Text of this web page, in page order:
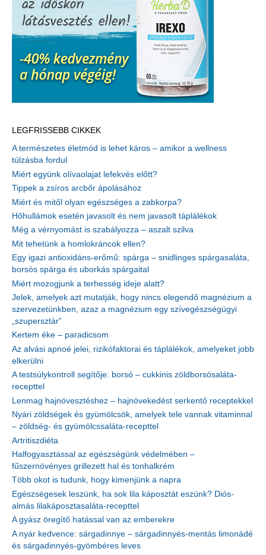
LEGFRISSEBB CIKKEK
A természetes életmód is lehet káros – amikor a wellness
túlzásba fordul
Miért együnk olívaolajat lefekvés előtt?
Tippek a zsíros arcbőr ápolásához
Miért és mitől olyan egészséges a zabkorpa?
Hőhullámok esetén javasolt és nem javasolt táplálékok
Még a vérnyomást is szabályozza – aszalt szilva
Mit tehetünk a homlokráncok ellen?
Egy igazi antioxidáns-erőmű: spárga – snidlinges spárgasaláta,
borsós spárga és uborkás spárgaital
Miért mozogjunk a terhesség ideje alatt?
Jelek, amelyek azt mutatják, hogy nincs elegendő magnézium a
szervezetünkben, azaz a magnézium egy szívegészségügyi
„szupersztár”
Kertem éke – paradicsom
Az alvási apnoé jelei, rizikófaktorai és táplálékok, amelyeket jobb
elkerülni
A testsúlykontroll segítője: borsó – cukkinis zöldborsósaláta-
recepttel
Lenmag hajnövesztéshez – hajnövekedést serkentő receptekkel
Nyári zöldségek és gyümölcsök, amelyek tele vannak vitaminnal
– zöldség- és gyümölcssaláta-recepttel
Artritiszdiéta
Halfogyasztással az egészségünk védelmében –
fűszernövényes grillezett hal és tonhalkrém
Több okot is tudunk, hogy kimenjünk a napra
Egészségesek leszünk, ha sok lila káposztát eszünk? Diós-
almás lilakáposztasaláta-recepttel
A gyász öregítő hatással van az emberekre
A nyár kedvence: sárgadinnye – sárgadinnyés-mentás limonádé
és sárgadinnyés-gyömbéres leves